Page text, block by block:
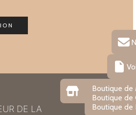
Boutique de
Boutique de
Boutique de
DE LA